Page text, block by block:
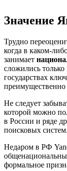
Значение
Трудно
когда в каком-
занимает
сложились
государствах
преимущественно
Не следует
которой можно
в России и ряде
поисковых систем.
Недаром в РФ
формальное